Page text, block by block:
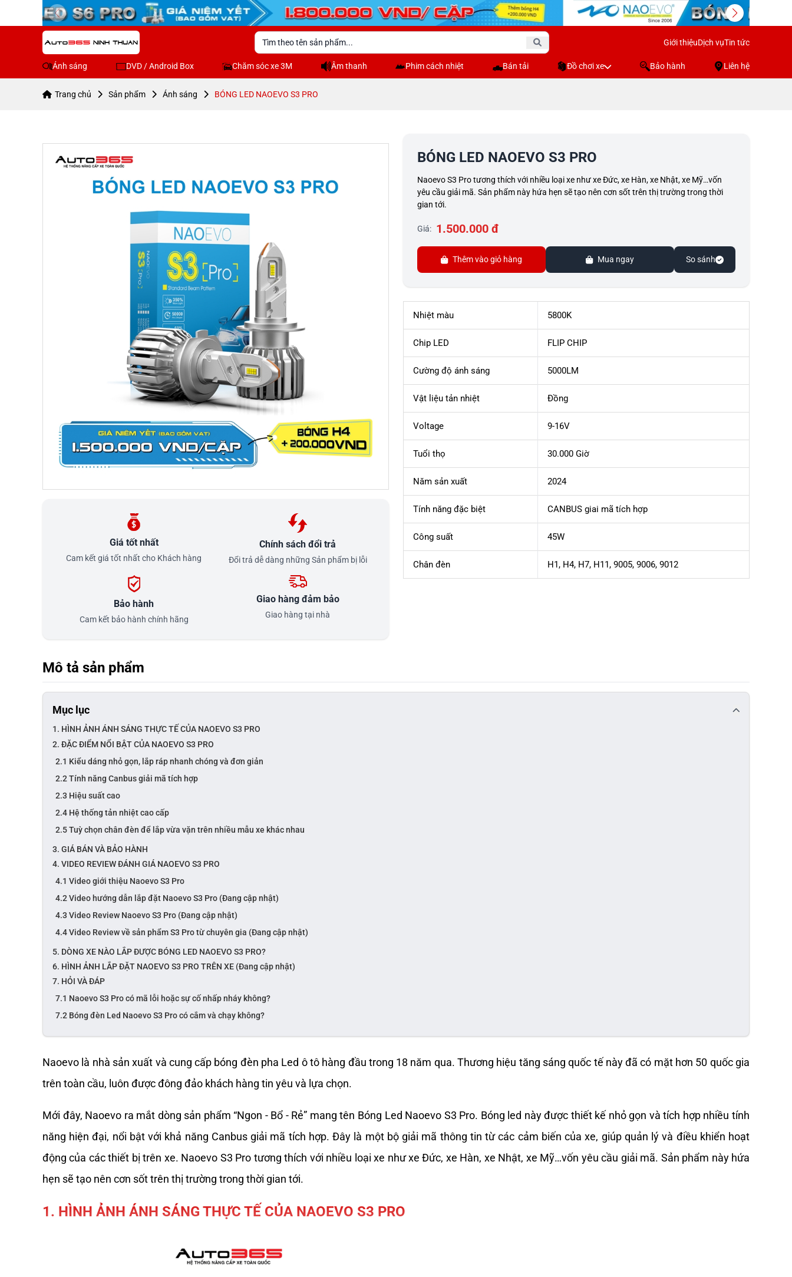
Giới thiệuDịch vụTin tức
Ánh sáng DVD / Android Box Chăm sóc xe 3M Âm thanh Phim cách nhiệt Bán tải Đồ chơi xe Bảo hành Liên hệ
Trang chủ Sản phẩm Ánh sáng BÓNG LED NAOEVO S3 PRO
Giá tốt nhất
Cam kết giá tốt nhất cho Khách hàng
Chính sách đổi trả
Đổi trả dễ dàng những Sản phẩm bị lỗi
Bảo hành
Cam kết bảo hành chính hãng
Giao hàng đảm bảo
Giao hàng tại nhà
BÓNG LED NAOEVO S3 PRO
Naoevo S3 Pro tương thích với nhiều loại xe như xe Đức, xe Hàn, xe Nhật, xe Mỹ…vốn
yêu cầu giải mã. Sản phẩm này hứa hẹn sẽ tạo nên cơn sốt trên thị trường trong thời
gian tới.
Giá: 1.500.000 đ
Thêm vào giỏ hàng Mua ngay So sánh
Nhiệt màu 5800K
Chip LED FLIP CHIP
Cường độ ánh sáng 5000LM
Vật liệu tản nhiệt Đồng
Voltage 9-16V
Tuổi thọ 30.000 Giờ
Năm sản xuất 2024
Tính năng đặc biệt CANBUS giai mã tích hợp
Công suất 45W
Chân đèn H1, H4, H7, H11, 9005, 9006, 9012
Mô tả sản phẩm
Mục lục
1. HÌNH ẢNH ÁNH SÁNG THỰC TẾ CỦA NAOEVO S3 PRO
2. ĐẶC ĐIỂM NỔI BẬT CỦA NAOEVO S3 PRO
2.1 Kiểu dáng nhỏ gọn, lắp ráp nhanh chóng và đơn giản
2.2 Tính năng Canbus giải mã tích hợp
2.3 Hiệu suất cao
2.4 Hệ thống tản nhiệt cao cấp
2.5 Tuỳ chọn chân đèn để lắp vừa vặn trên nhiều mẫu xe khác nhau
3. GIÁ BÁN VÀ BẢO HÀNH
4. VIDEO REVIEW ĐÁNH GIÁ NAOEVO S3 PRO
4.1 Video giới thiệu Naoevo S3 Pro
4.2 Video hướng dẫn lắp đặt Naoevo S3 Pro (Đang cập nhật)
4.3 Video Review Naoevo S3 Pro (Đang cập nhật)
4.4 Video Review về sản phẩm S3 Pro từ chuyên gia (Đang cập nhật)
5. DÒNG XE NÀO LẮP ĐƯỢC BÓNG LED NAOEVO S3 PRO?
6. HÌNH ẢNH LẮP ĐẶT NAOEVO S3 PRO TRÊN XE (Đang cập nhật)
7. HỎI VÀ ĐÁP
7.1 Naoevo S3 Pro có mã lỗi hoặc sự cố nhấp nháy không?
7.2 Bóng đèn Led Naoevo S3 Pro có cắm và chạy không?
Naoevo là nhà sản xuất và cung cấp bóng đèn pha Led ô tô hàng đầu trong 18 năm qua. Thương hiệu tăng sáng quốc tế này đã có mặt hơn 50 quốc gia
trên toàn cầu, luôn được đông đảo khách hàng tin yêu và lựa chọn.
Mới đây, Naoevo ra mắt dòng sản phẩm “Ngon - Bổ - Rẻ” mang tên Bóng Led Naoevo S3 Pro. Bóng led này được thiết kế nhỏ gọn và tích hợp nhiều tính
năng hiện đại, nổi bật với khả năng Canbus giải mã tích hợp. Đây là một bộ giải mã thông tin từ các cảm biến của xe, giúp quản lý và điều khiển hoạt
động của các thiết bị trên xe. Naoevo S3 Pro tương thích với nhiều loại xe như xe Đức, xe Hàn, xe Nhật, xe Mỹ…vốn yêu cầu giải mã. Sản phẩm này hứa
hẹn sẽ tạo nên cơn sốt trên thị trường trong thời gian tới.
1. HÌNH ẢNH ÁNH SÁNG THỰC TẾ CỦA NAOEVO S3 PRO